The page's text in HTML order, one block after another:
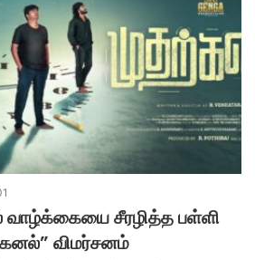
சீரழித்த பள்ளி
விமர்சனம்